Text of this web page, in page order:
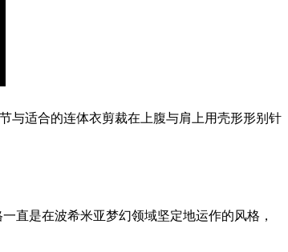
与适合的连体衣剪裁在上腹与肩上用壳形形别针
直是在波希米亚梦幻领域坚定地运作的风格，